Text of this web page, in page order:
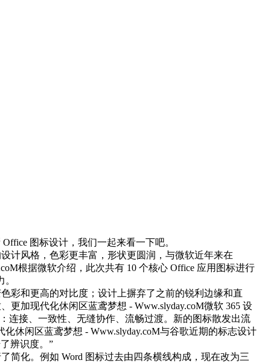
图标设计，我们一起来看一下吧。
计风格，色彩更丰富，形状更圆润，与微软近年来在
根据微软介绍，此次共有 10 个核心 Office 应用图标进行
彩和更高的对比度；设计上摒弃了之前的锐利边缘和直
微软 365 设
连接、一致性、无缝协作、流畅过渡。新的图标散发出流
与谷歌近期的标志设计
辨识度。”
简化。例如 Word 图标过去由四条横线构成，现在改为三